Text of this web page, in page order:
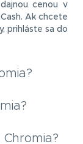
cenou v
Ak chcete
prihláste sa do